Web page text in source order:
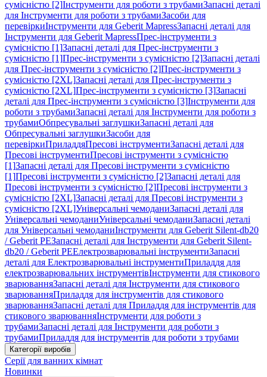
сумісністю [2]Інструменти для роботи з трубамиЗапасні деталі
для Інструменти для роботи з трубамиЗасоби для
перевіркиІнструменти для Geberit MapressЗапасні деталі для
Інструменти для Geberit MapressПрес-інструменти з
сумісністю [1]Запасні деталі для Прес-інструменти з
сумісністю [1]Прес-інструменти з сумісністю [2]Запасні деталі
для Прес-інструменти з сумісністю [2]Прес-інструменти з
сумісністю [2XL]Запасні деталі для Прес-інструменти з
сумісністю [2XL]Прес-інструменти з сумісністю [3]Запасні
деталі для Прес-інструменти з сумісністю [3]Інструменти для
роботи з трубамиЗапасні деталі для Інструменти для роботи з
трубамиОбпресувальні заглушкиЗапасні деталі для
Обпресувальні заглушкиЗасоби для
перевіркиПриладдяПресові інструментиЗапасні деталі для
Пресові інструментиПресові інструменти з сумісністю
[1]Запасні деталі для Пресові інструменти з сумісністю
[1]Пресові інструменти з сумісністю [2]Запасні деталі для
Пресові інструменти з сумісністю [2]Пресові інструменти з
сумісністю [2XL]Запасні деталі для Пресові інструменти з
сумісністю [2XL]Універсальні чемоданиЗапасні деталі для
Універсальні чемоданиУніверсальні чемоданиЗапасні деталі
для Універсальні чемоданиІнструменти для Geberit Silent-db20
/ Geberit PEЗапасні деталі для Інструменти для Geberit Silent-
db20 / Geberit PEЕлектрозварювальні інструментиЗапасні
деталі для Електрозварювальні інструментиПриладдя для
електрозварювальних інструментівІнструменти для стикового
зварюванняЗапасні деталі для Інструменти для стикового
зварюванняПриладдя для інструментів для стикового
зварюванняЗапасні деталі для Приладдя для інструментів для
стикового зварюванняІнструменти для роботи з
трубамиЗапасні деталі для Інструменти для роботи з
трубамиПриладдя для інструментів для роботи з трубами
Категорії виробів
Серії для ванних кімнат
Новинки